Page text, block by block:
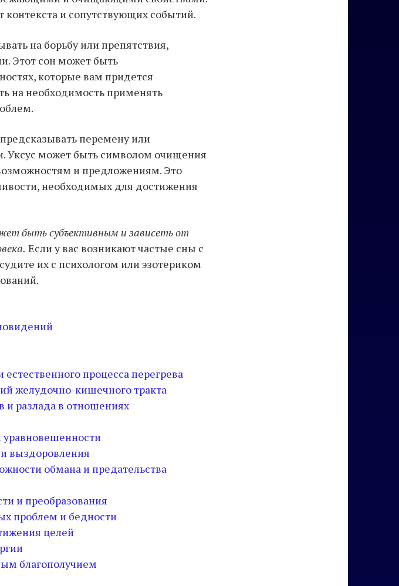
контекста и сопутствующих событий.
на борьбу или препятствия,
Этот сон может быть
которые вам придется
на необходимость применять
перемену или
Уксус может быть символом очищения
и предложениям. Это
необходимых для достижения
быть субъективным и зависеть от
Если у вас возникают частые сны с
их с психологом или эзотериком
процесса перегрева
желудочно-кишечного тракта
и разлада в отношениях
уравновешенности
выздоровления
обмана и предательства
и преобразования
проблем и бедности
целей
благополучием